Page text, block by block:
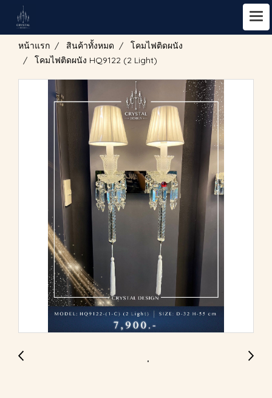
หน้าแรก สินค้าทั้งหมด
โคมไฟติดผนัง
โคมไฟติดผนัง HQ9122 (2 Light)